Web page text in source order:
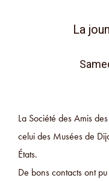
La
La Société des Amis
celui des Musées de
États.
De bons contacts ont